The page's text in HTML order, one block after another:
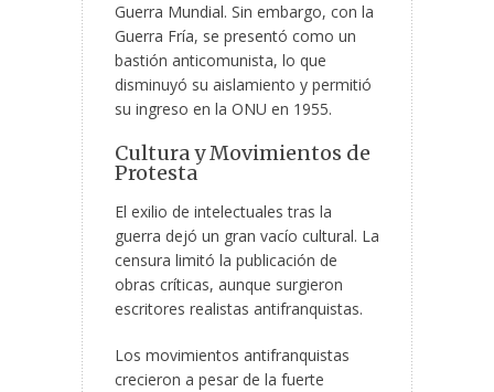
Guerra Mundial. Sin embargo, con la
Guerra Fría, se presentó como un
bastión anticomunista, lo que
disminuyó su aislamiento y permitió
su ingreso en la ONU en 1955.
Cultura y Movimientos de
Protesta
El exilio de intelectuales tras la
guerra dejó un gran vacío cultural. La
censura limitó la publicación de
obras críticas, aunque surgieron
escritores realistas antifranquistas.
Los movimientos antifranquistas
crecieron a pesar de la fuerte